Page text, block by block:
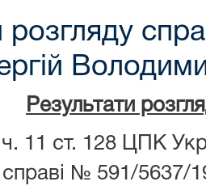
розгляду
Результати
ч. 11 ст. 128 ЦПК
справі № 591/5637/